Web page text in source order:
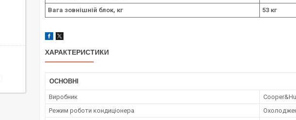
Вага зовнішній блок, кг
53 кг
ХАРАКТЕРИСТИКИ
ОСНОВНІ
Виробник
Режим роботи кондиціонера